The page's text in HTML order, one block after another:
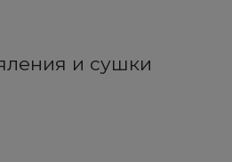
и сушки